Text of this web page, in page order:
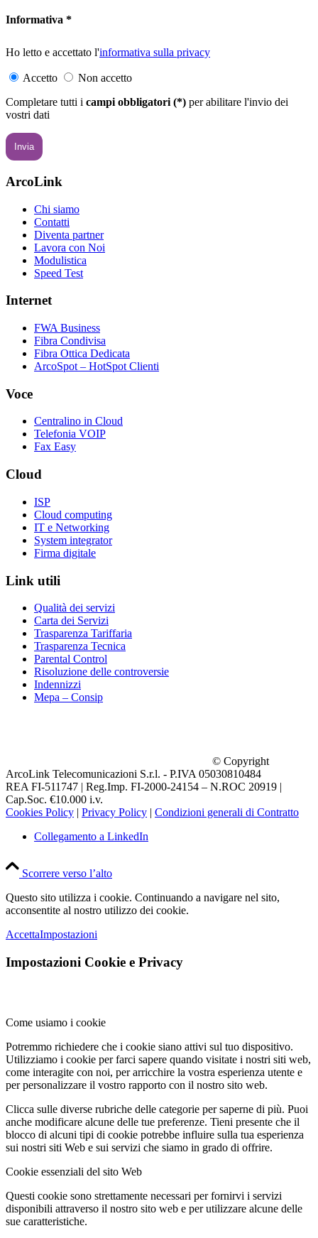
Informativa *
Ho letto e accettato l'informativa sulla privacy
Accetto
Non accetto
Completare tutti i campi obbligatori (*) per abilitare l'invio dei
vostri dati
Invia
ArcoLink
Chi siamo
Contatti
Diventa partner
Lavora con Noi
Modulistica
Speed Test
Internet
FWA Business
Fibra Condivisa
Fibra Ottica Dedicata
ArcoSpot – HotSpot Clienti
Voce
Centralino in Cloud
Telefonia VOIP
Fax Easy
Cloud
ISP
Cloud computing
IT e Networking
System integrator
Firma digitale
Link utili
Qualità dei servizi
Carta dei Servizi
Trasparenza Tariffaria
Trasparenza Tecnica
Parental Control
Risoluzione delle controversie
Indennizzi
Mepa – Consip
© Copyright
ArcoLink Telecomunicazioni S.r.l. - P.IVA 05030810484
REA FI-511747 | Reg.Imp. FI-2000-24154 – N.ROC 20919 |
Cap.Soc. €10.000 i.v.
Cookies Policy | Privacy Policy | Condizioni generali di Contratto
Collegamento a LinkedIn
Scorrere verso l’alto
Questo sito utilizza i cookie. Continuando a navigare nel sito,
acconsentite al nostro utilizzo dei cookie.
AccettaImpostazioni
Impostazioni Cookie e Privacy
Come usiamo i cookie
Potremmo richiedere che i cookie siano attivi sul tuo dispositivo.
Utilizziamo i cookie per farci sapere quando visitate i nostri siti web,
come interagite con noi, per arricchire la vostra esperienza utente e
per personalizzare il vostro rapporto con il nostro sito web.
Clicca sulle diverse rubriche delle categorie per saperne di più. Puoi
anche modificare alcune delle tue preferenze. Tieni presente che il
blocco di alcuni tipi di cookie potrebbe influire sulla tua esperienza
sui nostri siti Web e sui servizi che siamo in grado di offrire.
Cookie essenziali del sito Web
Questi cookie sono strettamente necessari per fornirvi i servizi
disponibili attraverso il nostro sito web e per utilizzare alcune delle
sue caratteristiche.